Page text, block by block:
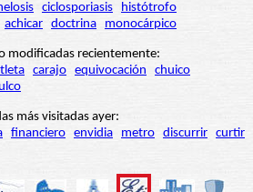
ciclosporiasis
histótrofo
achicar doctrina monocárpico
modificadas recientemente:
carajo equivocación
chuico
más visitadas ayer:
financiero envidia metro discurrir curtir